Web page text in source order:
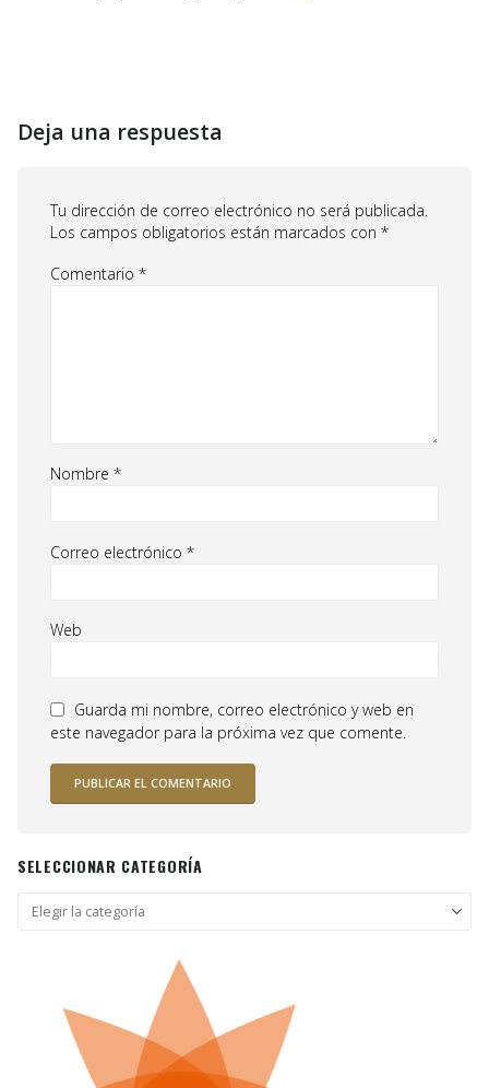
Deja una respuesta
Tu dirección de correo electrónico no será publicada.
Los campos obligatorios están marcados con *
Comentario *
Nombre *
Correo electrónico *
Web
Guarda mi nombre, correo electrónico y web en
este navegador para la próxima vez que comente.
SELECCIONAR CATEGORÍA
Seleccionar
categoría